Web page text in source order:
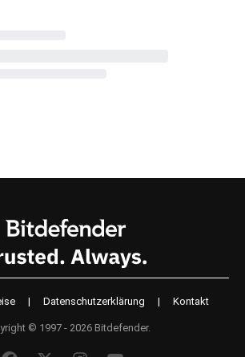
| Datenschutzerklärung | Kontakt
© 1997 - 2026 Bitdefender.